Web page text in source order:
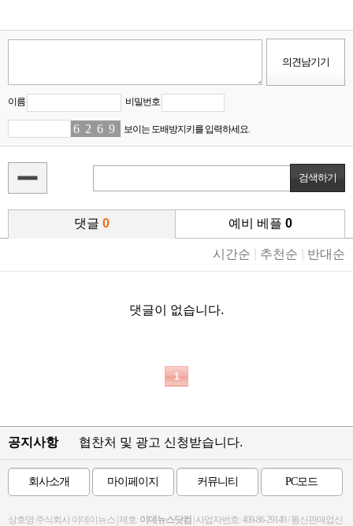
이름 비밀번호
69 2 64 9 보이는 도배방지키를 입력하세요.
댓글 0 예비 베플 0
시간순 추천순 반대순
댓글이 없습니다.
1
공지사항 협찬처 및 광고 신청받습니다.
회사소개 마이페이지 커뮤니티 PC모드
상호명:주식회사 이데이뉴스 | 제호: 이데뉴스닷컴 | 사업자번호: 409-86-29149 / 통신판매업신